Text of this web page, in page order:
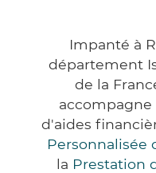
Impanté à
département
de la
accompagne
d'aides
Personnalisée
la Prestation